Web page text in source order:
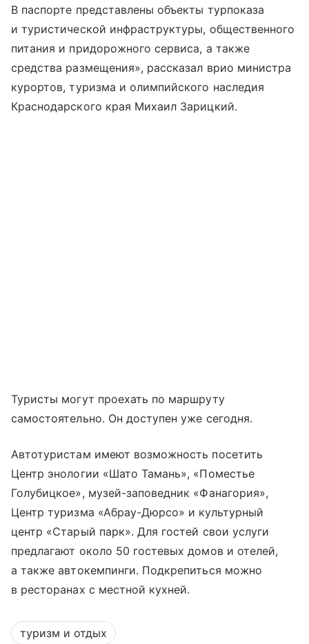
В паспорте представлены объекты турпоказа
и туристической инфраструктуры, общественного
питания и придорожного сервиса, а также
средства размещения», рассказал врио министра
курортов, туризма и олимпийского наследия
Краснодарского края Михаил Зарицкий.
Туристы могут проехать по маршруту
самостоятельно. Он доступен уже сегодня.
Автотуристам имеют возможность посетить
Центр энологии «Шато Тамань», «Поместье
Голубицкое», музей-заповедник «Фанагория»,
Центр туризма «Абрау-Дюрсо» и культурный
центр «Старый парк». Для гостей свои услуги
предлагают около 50 гостевых домов и отелей,
а также автокемпинги. Подкрепиться можно
в ресторанах с местной кухней.
туризм и отдых